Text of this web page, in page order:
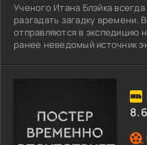
Ученого Итана Блэйка
разгадать загадку
отправляются в экспедицию
ранее неведомый источник
летят туда на беспилотном
совершают посадку на
самом эпицентре секретных
проводимых с 80-х годов.
оказывается слишком велик,8.6